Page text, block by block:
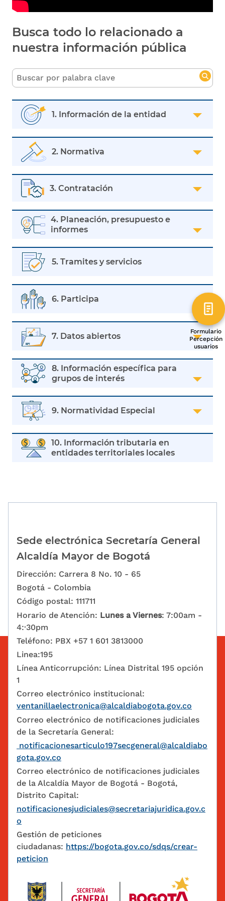
Formulario
Percepción
usuarios
Busca todo lo relacionado a
nuestra información pública
1. Información de la entidad
2. Normativa
3. Contratación
4. Planeación, presupuesto e
informes
5. Tramites y servicios
6. Participa
7. Datos abiertos
8. Información específica para
grupos de interés
9. Normatividad Especial
10. Información tributaria en
entidades territoriales locales
Sede electrónica Secretaría General
Alcaldía Mayor de Bogotá
Dirección: Carrera 8 No. 10 - 65
Bogotá - Colombia
Código postal: 111711
Horario de Atención: Lunes a Viernes: 7:00am -
4:·30pm
Teléfono: PBX +57 1 601 3813000
Linea:195
Línea Anticorrupción: Línea Distrital 195 opción
1
Correo electrónico institucional:
ventanillaelectronica@alcaldiabogota.gov.co
Correo electrónico de notificaciones judiciales
de la Secretaría General:
notificacionesarticulo197secgeneral@alcaldiabo
gota.gov.co
Correo electrónico de notificaciones judiciales
de la Alcaldía Mayor de Bogotá - Bogotá,
Distrito Capital:
notificacionesjudiciales@secretariajuridica.gov.c
o
Gestión de peticiones
ciudadanas: https://bogota.gov.co/sdqs/crear-
peticion